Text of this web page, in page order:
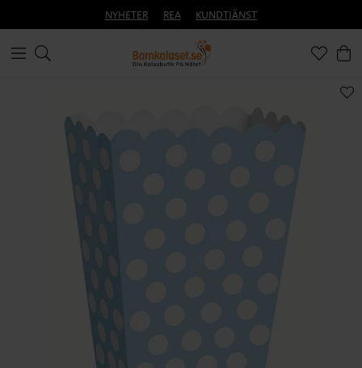
NYHETER REA KUNDTJÄNST